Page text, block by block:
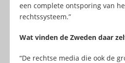
een complete ontsporing van
rechtssysteem.”
Wat vinden de Zweden daar
“De rechtse media die ook de